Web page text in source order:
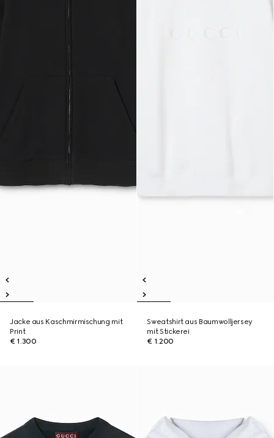
Jacke aus Kaschmirmischung mit
Print
€ 1.300
Sweatshirt aus Baumwolljersey
mit Stickerei
€ 1.200